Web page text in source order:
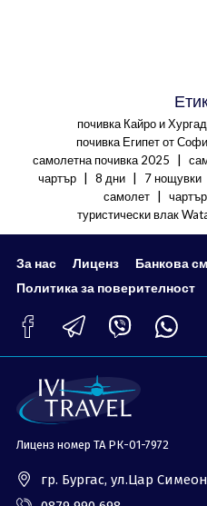
почивка Кайро и
почивка Египет от
самолетна почивка 2025 |
чартър | 8 дни | 7 нощувки
самолет |
туристически влак
За нас Лиценз Банкова
Политика за поверителност
Лиценз номер ТА РК-01-7972
гр. Бургас, ул.Цар